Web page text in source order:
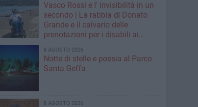
Vasco Rossi e l' invisibilità in un
secondo | La rabbia di Donato
Grande e il calvario delle
prenotazioni per i disabili ai
8 AGOSTO 2026
Notte di stelle e poesia al Parco
Santa Geffa
8 AGOSTO 2026